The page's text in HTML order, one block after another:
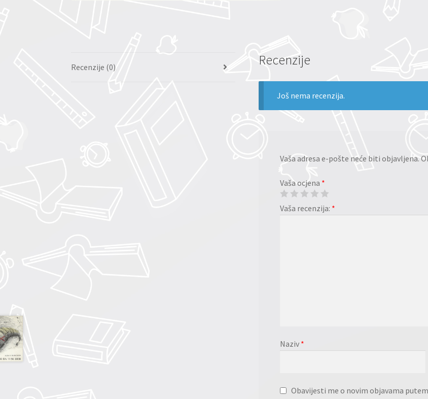
Recenzije (0) Recenzije
Još nema recenzija.
Vaša adresa e-pošte neće biti objavljena.
Vaša ocjena *
Vaša recenzija: *
Naziv *
Obavijesti me o novim objavama